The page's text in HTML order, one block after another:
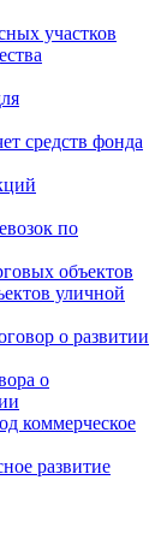
участков
средств фонда
по
объектов
уличной
о развитии
о
коммерческое
развитие